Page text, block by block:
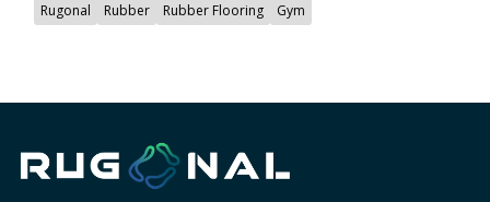
Rugonal Rubber Rubber Flooring Gym